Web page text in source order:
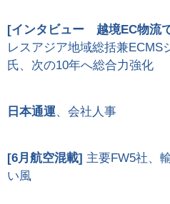
[インタビュー 越境EC物流
レスアジア地域総括兼ECMS
氏、次の10年へ総合力強化
日本通運、会社人事
[6月航空混載] 主要FW5社、
い風